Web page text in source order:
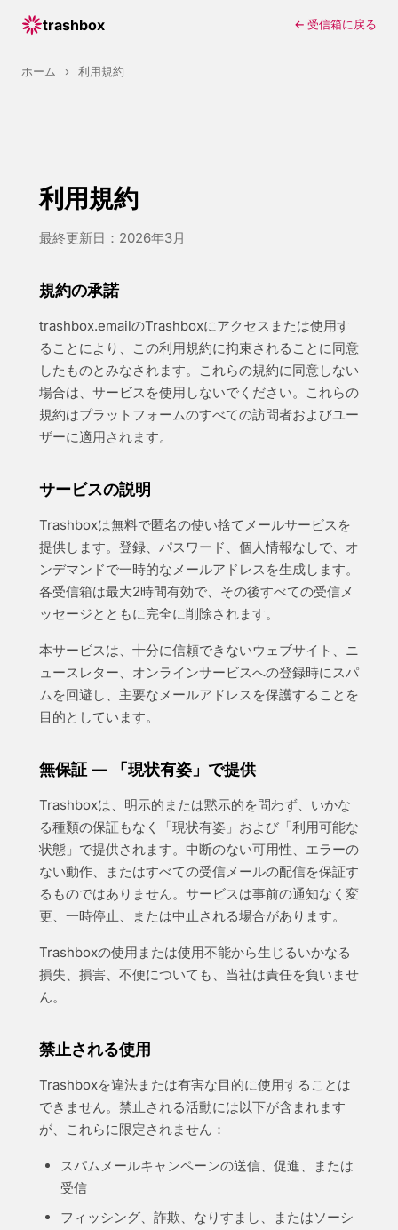
trashbox ← 受信箱に戻る
ホーム › 利用規約
利用規約
最終更新日：2026年3月
規約の承諾
trashbox.emailのTrashboxにアクセスまたは使用す
ることにより、この利用規約に拘束されることに同意
したものとみなされます。これらの規約に同意しない
場合は、サービスを使用しないでください。これらの
規約はプラットフォームのすべての訪問者およびユー
ザーに適用されます。
サービスの説明
Trashboxは無料で匿名の使い捨てメールサービスを
提供します。登録、パスワード、個人情報なしで、オ
ンデマンドで一時的なメールアドレスを生成します。
各受信箱は最大2時間有効で、その後すべての受信メ
ッセージとともに完全に削除されます。
本サービスは、十分に信頼できないウェブサイト、ニ
ュースレター、オンラインサービスへの登録時にスパ
ムを回避し、主要なメールアドレスを保護することを
目的としています。
無保証 — 「現状有姿」で提供
Trashboxは、明示的または黙示的を問わず、いかな
る種類の保証もなく「現状有姿」および「利用可能な
状態」で提供されます。中断のない可用性、エラーの
ない動作、またはすべての受信メールの配信を保証す
るものではありません。サービスは事前の通知なく変
更、一時停止、または中止される場合があります。
Trashboxの使用または使用不能から生じるいかなる
損失、損害、不便についても、当社は責任を負いませ
ん。
禁止される使用
Trashboxを違法または有害な目的に使用することは
できません。禁止される活動には以下が含まれます
が、これらに限定されません：
スパムメールキャンペーンの送信、促進、または
受信
フィッシング、詐欺、なりすまし、またはソーシ